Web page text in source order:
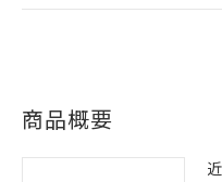
商品概要